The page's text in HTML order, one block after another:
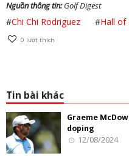
Nguồn thông tin:Golf Digest
#Chi Chi Rodriguez #Hall of
0 lượt thích
Tin bài khác
Graeme
doping
12/08/2024